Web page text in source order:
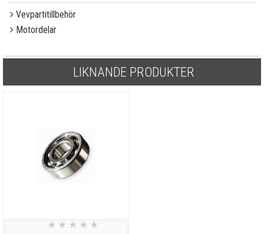
Vevpartitillbehör
Motordelar
LIKNANDE PRODUKTER
★ ★ ★ ★ ★